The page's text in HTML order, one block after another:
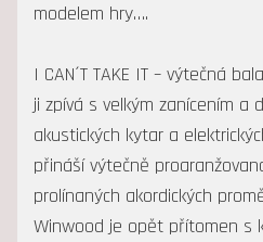
modelem hry….
I CAN´T TAKE IT – výtečná
ji zpívá s velkým zanícením a
akustických kytar a
přináší výtečně
prolínaných akordických
Winwood je opět přítomen s